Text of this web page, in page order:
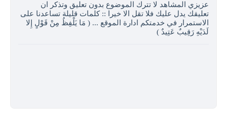
عزيزي المشاهد لا تترك الموضوع بدون تعليق وتذكر ان
تعليقك يدل عليك فلا تقل الا خيرا :: كلمات قليلة تساعدنا على
الاستمرار في خدمتكم ادارة الموقع ... ( مَا يَلْفِظُ مِنْ قَوْلٍ إِلا
لَدَيْهِ رَقِيبٌ عَتِيدٌ )